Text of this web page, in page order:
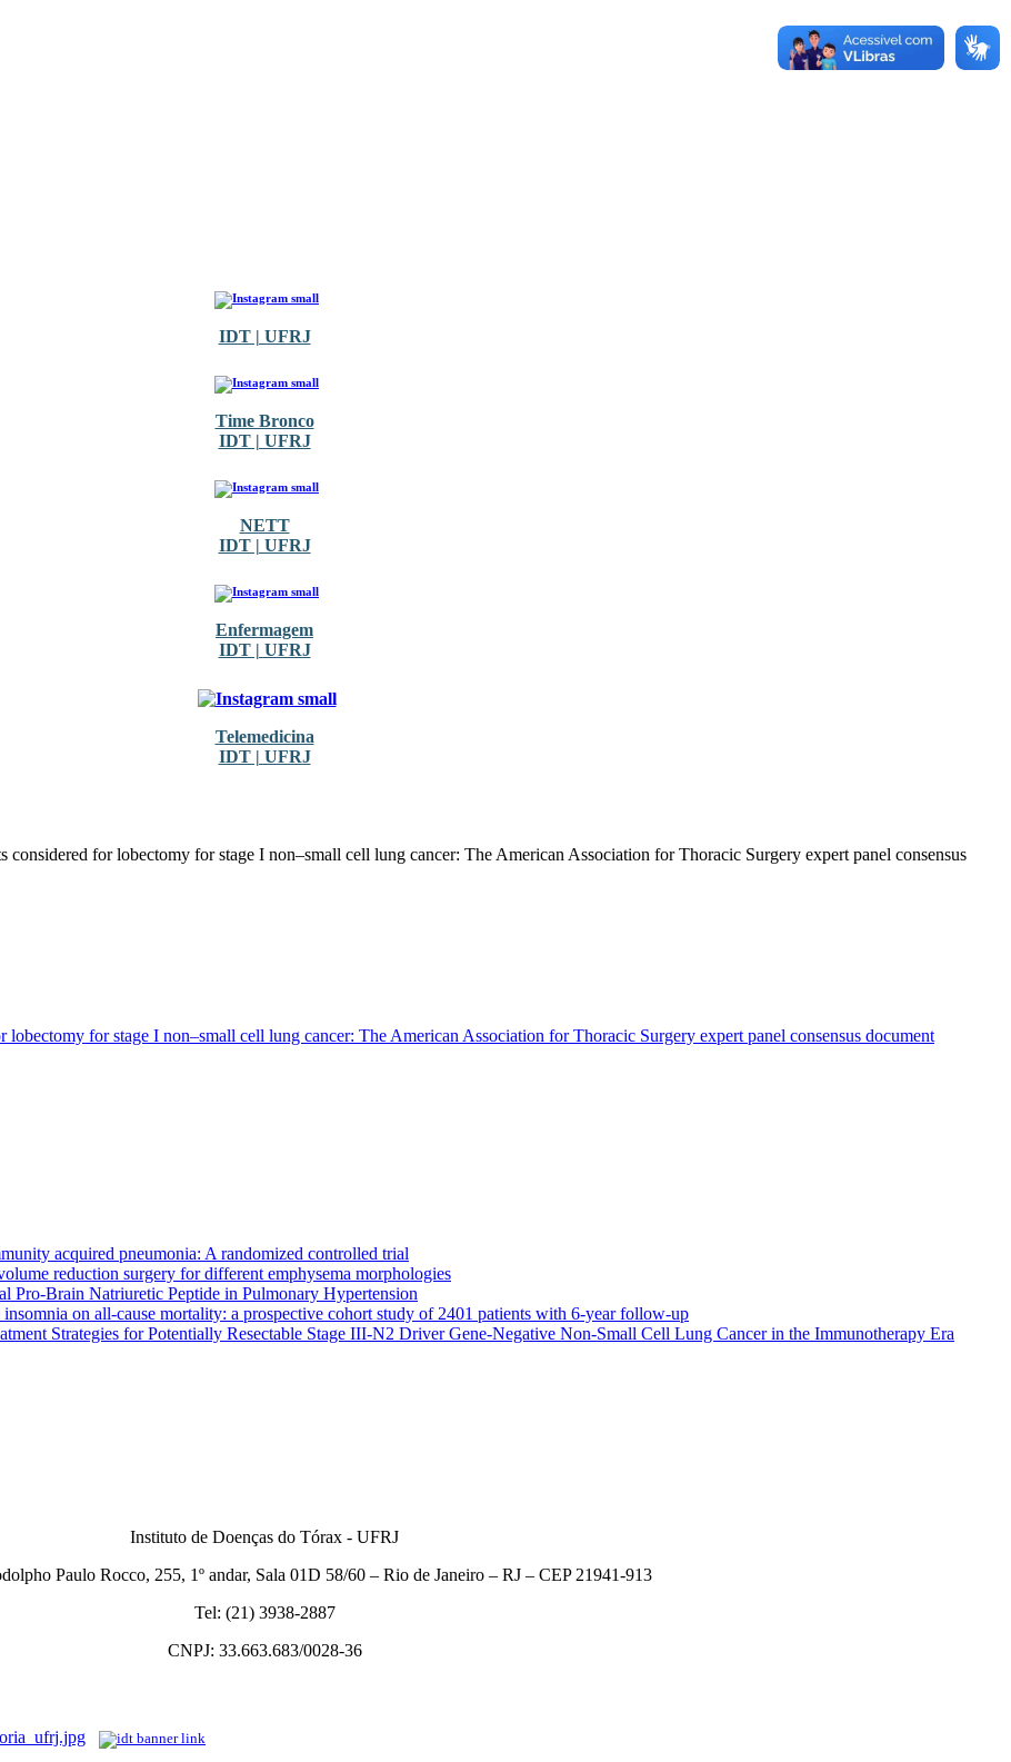
IDT | UFRJ
Time Bronco
IDT | UFRJ
NETT
IDT | UFRJ
Enfermagem
IDT | UFRJ
Telemedicina
IDT | UFRJ
for lobectomy for stage I non–small cell lung cancer: The American Association for Thoracic Surgery expert panel consensus
for stage I non–small cell lung cancer: The American Association for Thoracic Surgery expert panel consensus document
acquired pneumonia: A randomized controlled trial
reduction surgery for different emphysema morphologies
Brain Natriuretic Peptide in Pulmonary Hypertension
on all-cause mortality: a prospective cohort study of 2401 patients with 6-year follow-up
Strategies for Potentially Resectable Stage III-N2 Driver Gene-Negative Non-Small Cell Lung Cancer in the Immunotherapy Era
Instituto de Doenças do Tórax - UFRJ
Paulo Rocco, 255, 1º andar, Sala 01D 58/60 – Rio de Janeiro – RJ – CEP 21941-913
Tel: (21) 3938-2887
CNPJ: 33.663.683/0028-36